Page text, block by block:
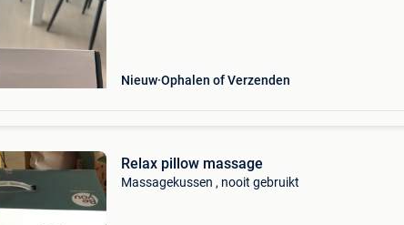
Nieuw Ophalen of Verzenden
Relax pillow massage
Massagekussen , nooit gebruikt